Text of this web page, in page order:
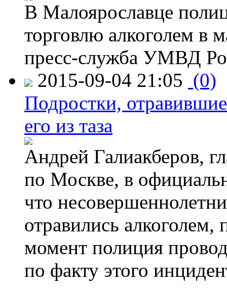
В Малоярославце
торговлю алкоголем в
пресс-служба УМВД
2015-09-04 21:05 (0)
Подростки,
его из таза
Андрей Галиакберов,
по Москве, в
что
отравились
момент полиция
по факту этого